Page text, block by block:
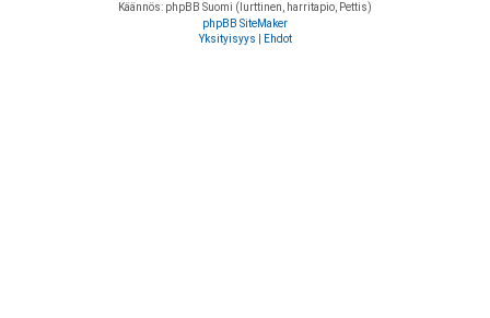
Käännös: phpBB Suomi (lurttinen, harritapio, Pettis)
phpBB SiteMaker
Yksityisyys
Ehdot